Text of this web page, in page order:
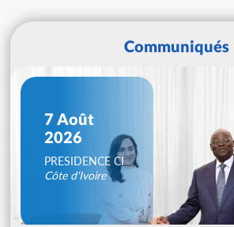
Communiqués
7 Août
2026
PRESIDENCE CI
Côte d'Ivoire